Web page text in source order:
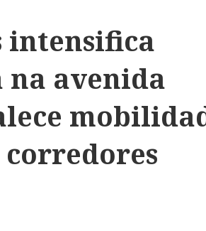
intensifica
na avenida